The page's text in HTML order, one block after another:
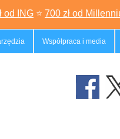
od ING ⭐ 700 zł od
Współpraca i media